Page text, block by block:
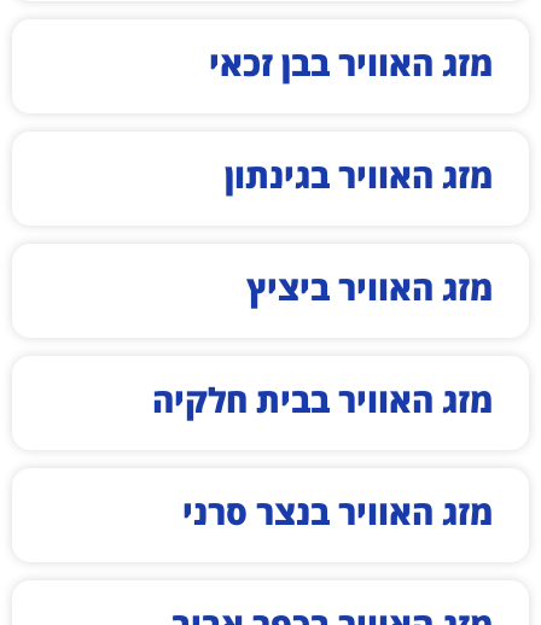
מזג האוויר בבן זכאי
מזג האוויר בגינתון
מזג האוויר ביציץ
מזג האוויר בבית חלקיה
מזג האוויר בנצר סרני